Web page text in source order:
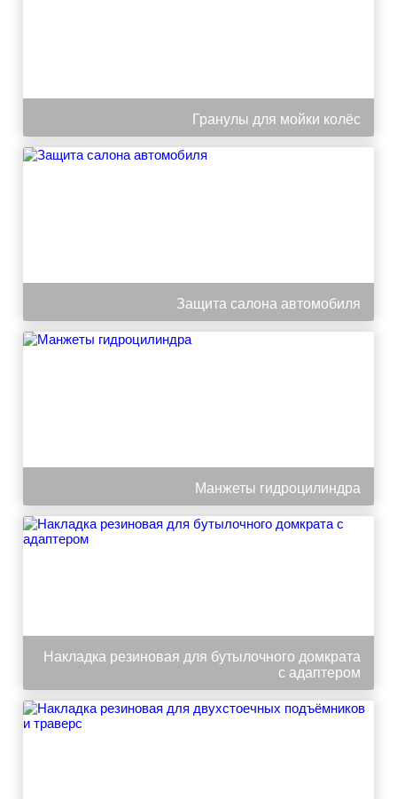
Гранулы для мойки колёс
Защита салона автомобиля
Манжеты гидроцилиндра
Накладка резиновая для бутылочного домкрата
с адаптером